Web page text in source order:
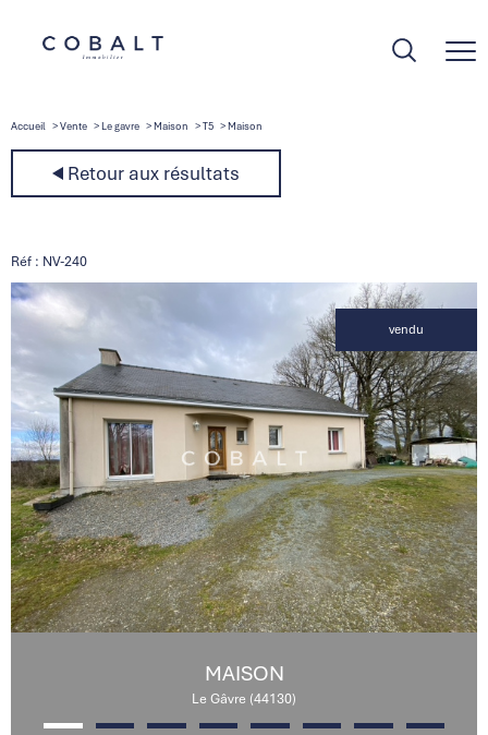
Accueil Vente Le gavre Maison T5 Maison
Retour aux résultats
Réf : NV-240
vendu
MAISON
Le Gâvre (44130)